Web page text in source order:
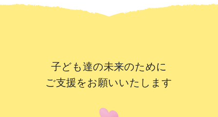
子ども達の未来のために
ご支援をお願いいたします